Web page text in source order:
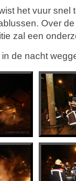
het vuur snel
Over
zal een
de nacht